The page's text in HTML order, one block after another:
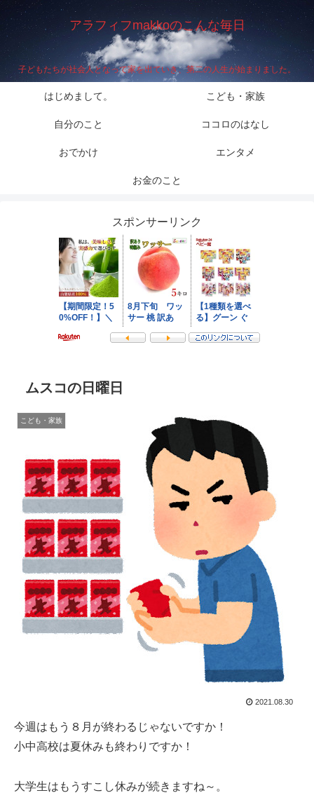
アラフィフmakkoのこんな毎日
子どもたちが社会人となって家を出ていき、第二の人生が始まりました。
はじめまして。 こども・家族
自分のこと ココロのはなし
おでかけ エンタメ
お金のこと
スポンサーリンク
ムスコの日曜日
こども・家族
2021.08.30
今週はもう８月が終わるじゃないですか！
小中高校は夏休みも終わりですか！
大学生はもうすこし休みが続きますね～。